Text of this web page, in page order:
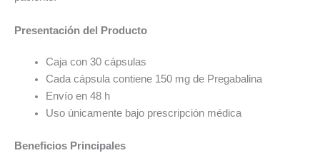
Presentación del Producto
Caja con 30 cápsulas
Cada cápsula contiene 150 mg de Pregabalina
Envío en 48 h
Uso únicamente bajo prescripción médica
Beneficios Principales